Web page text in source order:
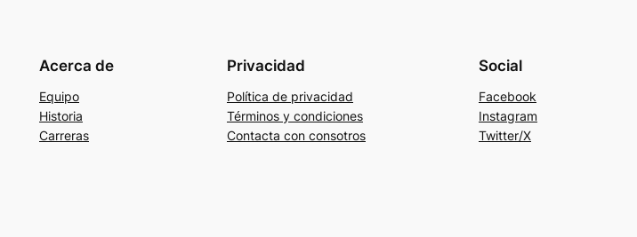
Acerca de
Equipo
Historia
Carreras
Privacidad
Política de privacidad
Términos y condiciones
Contacta con consotros
Social
Facebook
Instagram
Twitter/X